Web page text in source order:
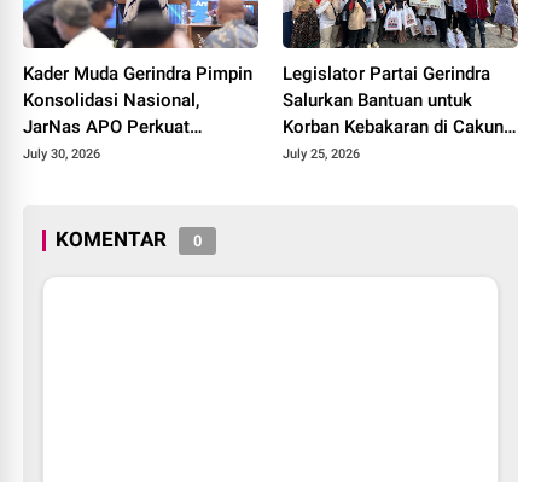
Kader Muda Gerindra Pimpin
Konsolidasi Nasional,
JarNas APO Perkuat
Perlawanan terhadap Modus
July 30, 2026
Legislator Partai Gerindra
Salurkan Bantuan untuk
Korban Kebakaran di Cakung
Timur, Wujud Kepedulian
July 25, 2026
KOMENTAR 0